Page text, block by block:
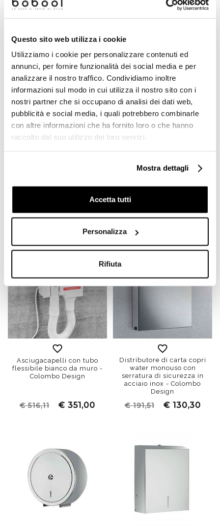
Questo sito web utilizza i cookie
Utilizziamo i cookie per personalizzare contenuti ed
annunci, per fornire funzionalità dei social media e per
analizzare il nostro traffico. Condividiamo inoltre
informazioni sul modo in cui utilizza il nostro sito con i
nostri partner che si occupano di analisi dei dati web,
pubblicità e social media, i quali potrebbero combinarle
con altre informazioni che ha fornito loro o che hanno
raccolto dal suo utilizzo dei loro servizi.
Mostra dettagli
Accetta tutti
Personalizza
Rifiuta
Prodotti simili
universale 220V bianco da
€ 223,02 € 151,70
Asciugacapelli a filo
universale 220V nero da
€ 244,03 € 166,00
Asciugacapelli con tubo
flessibile bianco da muro -
Colombo Design
€ 516,11 € 351,00
Distributore di carta copri
water monouso con
serratura di sicurezza in
acciaio inox - Colombo
Design
€ 191,51 € 130,30